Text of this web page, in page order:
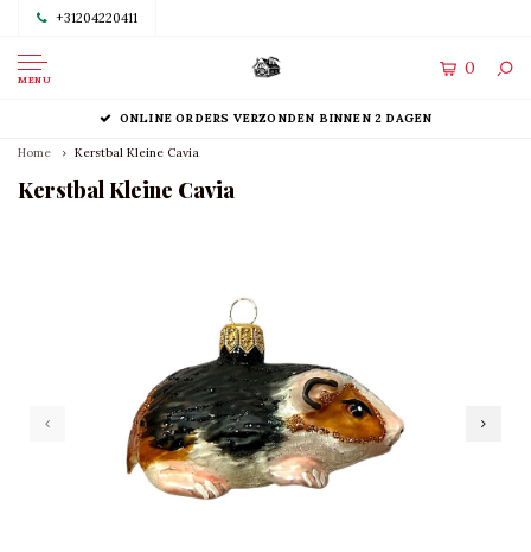
+31204220411
MENU
0
ONLINE ORDERS VERZONDEN BINNEN 2 DAGEN
Home Kerstbal Kleine Cavia
Kerstbal Kleine Cavia